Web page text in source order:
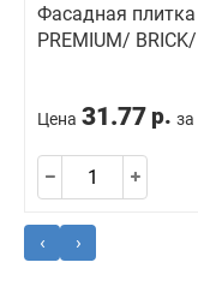
Фасадная плитка
PREMIUM/
Цена 31.77 р.
‹ ›